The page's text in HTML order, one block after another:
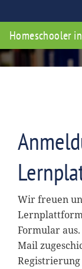
Homeschooler
Wir freuen
Formular
Mail
Registrierung